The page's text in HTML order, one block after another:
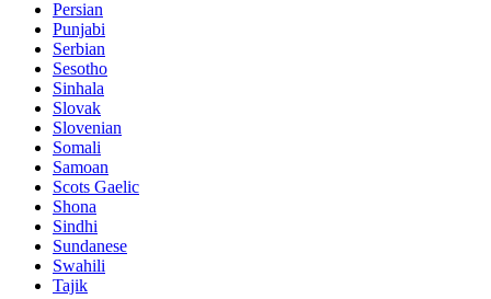
Sesotho
Sinhala
Slovak
Slovenian
Somali
Samoan
Scots Gaelic
Shona
Sindhi
Sundanese
Swahili
Tajik
Tamil
Telugu
Thai